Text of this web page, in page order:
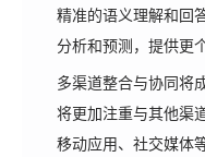
精准的语义理解和回
分析和预测，提供更
多渠道整合与协同将
将更加注重与其他渠
移动应用、社交媒体